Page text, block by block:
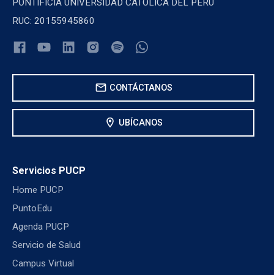
PONTIFICIA UNIVERSIDAD CATOLICA DEL PERU
RUC: 20155945860
mail CONTÁCTANOS
location_on UBÍCANOS
Servicios PUCP
Home PUCP
PuntoEdu
Agenda PUCP
Servicio de Salud
Campus Virtual